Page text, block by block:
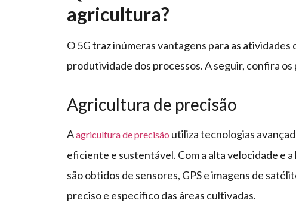
agricultura?
O 5G traz inúmeras vantagens para as
produtividade dos processos. A seguir, confira
Agricultura de precisão
Aagricultura de precisão utiliza tecnologias
eficiente e sustentável. Com a alta velocidade e
são obtidos de sensores, GPS e imagens de
preciso e específico das áreas cultivadas.